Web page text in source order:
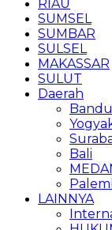
RIAU
SUMSEL
SUMBAR
SULSEL
MAKASSAR
SULUT
Daerah
Bali
LAINNYA